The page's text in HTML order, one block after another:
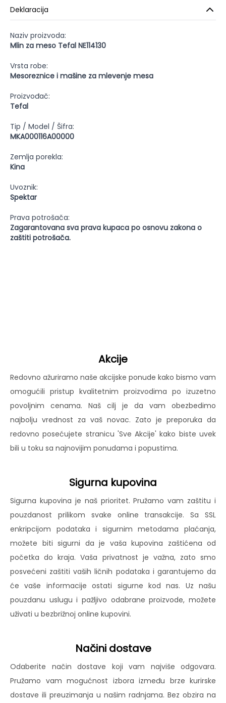
Deklaracija
Naziv proizvoda:
Mlin za meso Tefal NE114130
Vrsta robe:
Mesoreznice i mašine za mlevenje mesa
Proizvođač:
Tefal
Tip / Model / Šifra:
MKA000116A00000
Zemlja porekla:
Kina
Uvoznik:
Spektar
Prava potrošača:
Zagarantovana sva prava kupaca po osnovu zakona o
zaštiti potrošača.
Akcije
Redovno ažuriramo naše akcijske ponude kako bismo vam
omogućili pristup kvalitetnim proizvodima po izuzetno
povoljnim cenama. Naš cilj je da vam obezbedimo
najbolju vrednost za vaš novac. Zato je preporuka da
redovno posećujete stranicu 'Sve Akcije' kako biste uvek
bili u toku sa najnovijim ponudama i popustima.
Sigurna kupovina
Sigurna kupovina je naš prioritet. Pružamo vam zaštitu i
pouzdanost prilikom svake online transakcije. Sa SSL
enkripcijom podataka i sigurnim metodama plaćanja,
možete biti sigurni da je vaša kupovina zaštićena od
početka do kraja. Vaša privatnost je važna, zato smo
posvećeni zaštiti vaših ličnih podataka i garantujemo da
će vaše informacije ostati sigurne kod nas. Uz našu
pouzdanu uslugu i pažljivo odabrane proizvode, možete
uživati u bezbrižnoj online kupovini.
Načini dostave
Odaberite način dostave koji vam najviše odgovara.
Pružamo vam mogućnost izbora između brze kurirske
dostave ili preuzimanja u našim radnjama. Bez obzira na